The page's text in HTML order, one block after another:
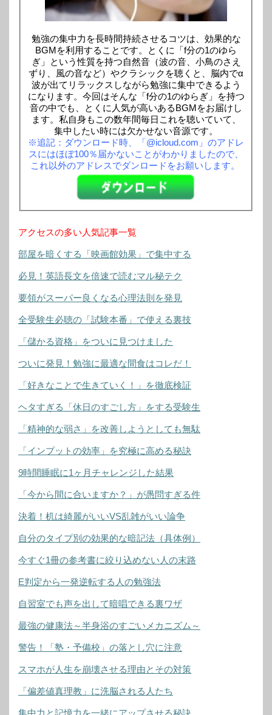
勉強の集中力を長時間持続させるコツは、効果的な
BGMを利用することです。とくに「f分の1のゆら
ぎ」という性質を持つ自然音（波の音、小鳥のさえ
ずり、風の音など）やクラシックを聴くと、脳内でα
波が出てリラックスしながら勉強に集中できるよう
になります。今回はそんな「f分の1のゆらぎ」を持つ
音の中でも、とくに人気が高いあるBGMをお届けし
ます。私自身もこの数年間毎日これを聴いていて、
集中したい時には欠かせない音源です。
※追記：ダウンロード時、「@icloud.com」のアドレ
スにはほぼ100％届かないことがわかりましたので、
これ以外のアドレスでダンロードをお願いします。
アクセスの多い人気記事一覧
部屋を暗くする「映画館効果」で集中する
必見！英語長文を倍速で読むマル秘テク
要領がスーパー良くなる心理法則を発見
全受験生必聴の「試験本番」で使える裏技
「儲かる資格」をついに見つけました
ついに発見！勉強に最適な間食はコレだ！
「好きなことで生きていく！」を徹底検証
ヘタすぎる「休日のすごし方」をする受験生
「精神的な弱さ」を改善しようとしても無駄
「インプットの効率」を究極に高める秘訣
9時間睡眠に1ヶ月チャレンジした結果
「今から間に合いますか？」が愚問すぎる件
決着！机は綺麗がいいVS乱雑がいい論争
自分のタイプ別の効果的な暗記法（具体例）
今すぐ1冊の参考書に絞り込めない人の末路
E判定から一発逆転する人の勉強法
自習室でも声を出して暗唱できる裏ワザ
最強の健康法～半身浴のすごいメカニズム～
警告！「塾・予備校」の落とし穴に注意
スマホが人生を崩壊させる理由とその対策
「偏差値真理教」に洗脳される人たち